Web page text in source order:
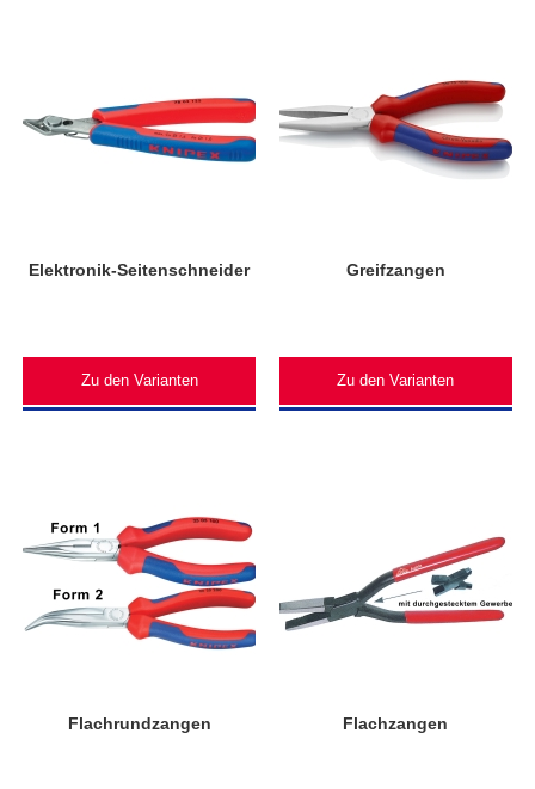
Elektronik-Seitenschneider
Zu den Varianten
Greifzangen
Zu den Varianten
Flachrundzangen Flachzangen